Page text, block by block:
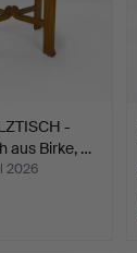
-
aus Birke, …
2026